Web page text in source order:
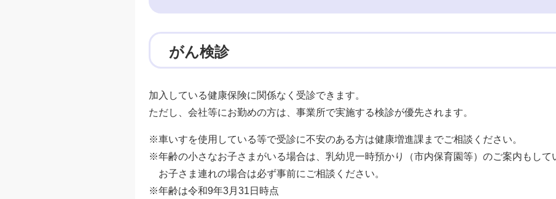
がん検診
加入している健康保険に関係なく受診できます。
ただし、会社等にお勤めの方は、事業所で実施する検診が優先されます。
※車いすを使用している等で受診に不安のある方は健康増進課までご相談ください。
※年齢の小さなお子さまがいる場合は、乳幼児一時預かり（市内保育園等）のご案内もして
お子さま連れの場合は必ず事前にご相談ください。
※年齢は令和9年3月31日時点